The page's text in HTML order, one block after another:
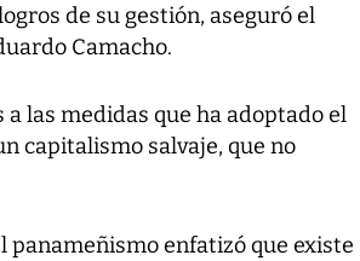
de su gestión, aseguró el
Camacho.
las medidas que ha adoptado el
capitalismo salvaje, que no
panameñismo enfatizó que existe